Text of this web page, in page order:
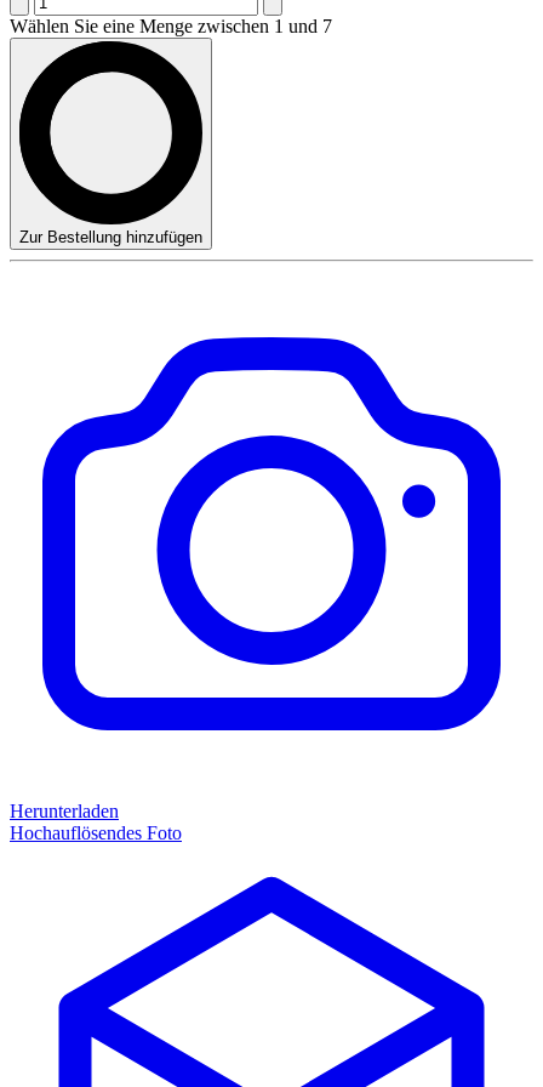
Wählen Sie eine Menge zwischen 1 und 7
Zur Bestellung hinzufügen
Herunterladen
Hochauflösendes Foto